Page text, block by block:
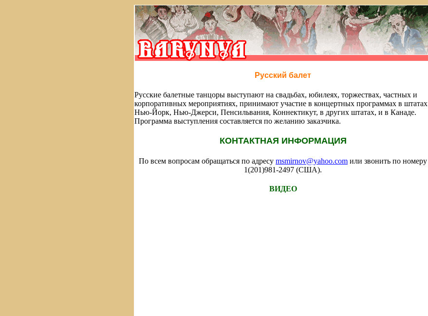
Русский балет
Русские балетные танцоры выступают на свадьбах, юбилеях, торжествах, частных и
корпоративных мероприятиях, принимают участие в концертных программах в штатах
Нью-Йорк, Нью-Джерси, Пенсильвания, Коннектикут, в других штатах, и в Канаде.
Программа выступления составляется по желанию заказчика.
КОНТАКТНАЯ ИНФОРМАЦИЯ
По всем вопросам обращаться по адресу msmirnov@yahoo.com или звонить по номеру
1(201)981-2497 (США).
ВИДЕО